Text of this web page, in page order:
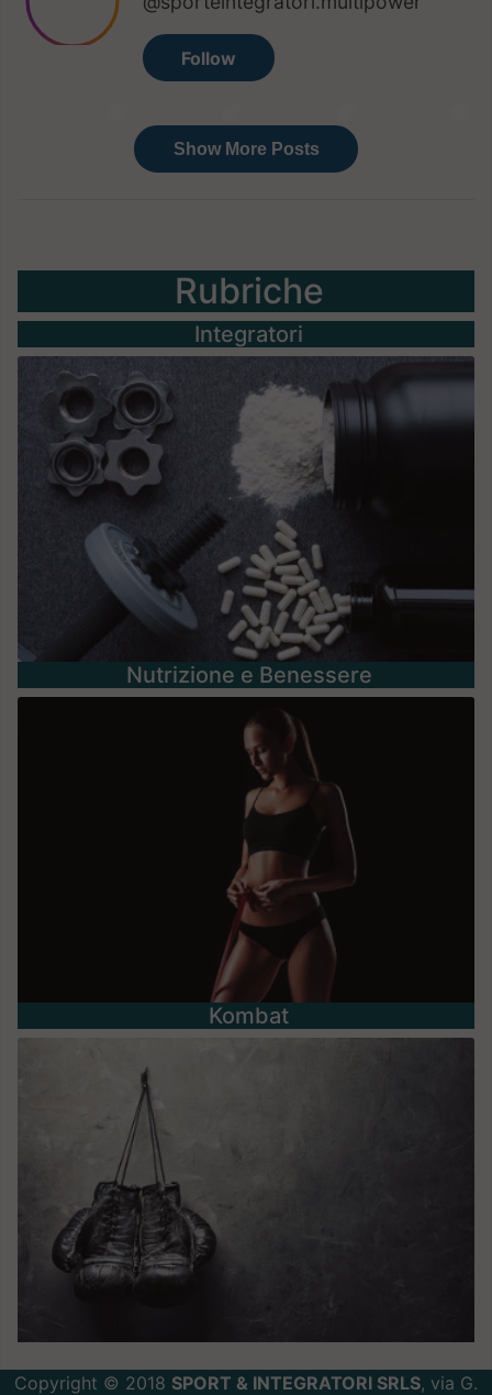
Rubriche
Integratori
Nutrizione e Benessere
Kombat
Copyright © 2018 SPORT & INTEGRATORI SRLS, via G.